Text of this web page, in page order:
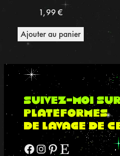
1,99€
Ajouter au panier
suivez-moi
plateformes
de lavage de
Facebook Instagram Pinterest Etsy